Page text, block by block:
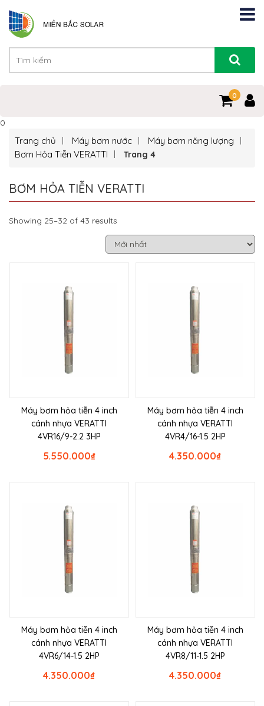
0
0
Trang chủ Máy bơm nước
Máy bơm năng lượng
Bơm Hỏa Tiễn VERATTI
Trang 4
BƠM HỎA TIỄN VERATTI
Showing 25–32 of 43 results
Máy bơm hỏa tiễn 4 inch
cánh nhựa VERATTI
4VR16/9-2.2 3HP
₫
5.550.000
Máy bơm hỏa tiễn 4 inch
cánh nhựa VERATTI
4VR4/16-1.5 2HP
₫
4.350.000
Máy bơm hỏa tiễn 4 inch
cánh nhựa VERATTI
4VR6/14-1.5 2HP
₫
4.350.000
Máy bơm hỏa tiễn 4 inch
cánh nhựa VERATTI
4VR8/11-1.5 2HP
₫
4.350.000